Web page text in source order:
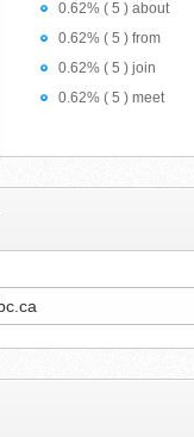
0.62% ( 5 ) about
0.62% ( 5 ) from
0.62% ( 5 ) join
0.62% ( 5 ) meet